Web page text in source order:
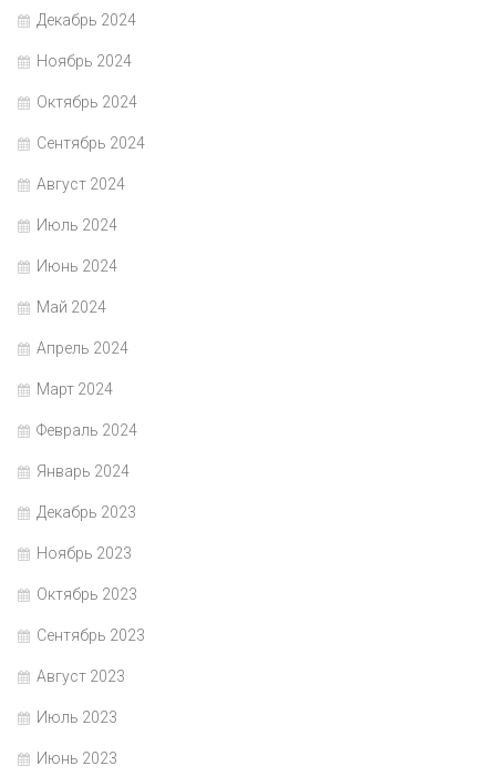
Декабрь 2024
Ноябрь 2024
Октябрь 2024
Сентябрь 2024
Август 2024
Июль 2024
Июнь 2024
Май 2024
Апрель 2024
Март 2024
Февраль 2024
Январь 2024
Декабрь 2023
Ноябрь 2023
Октябрь 2023
Сентябрь 2023
Август 2023
Июль 2023
Июнь 2023